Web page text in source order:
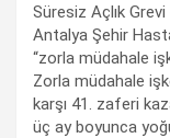
Süresiz Açlık
Antalya Şehir
“zorla müdahale
Zorla müdahale
karşı 41. zaferi
üç ay boyunca